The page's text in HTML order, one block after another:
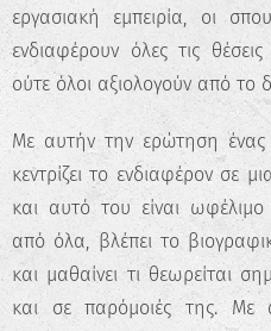
Κάνε το
εργασιακή εμπειρία, οι
ενδιαφέρουν όλες τις
ούτε όλοι αξιολογούν από το
Με αυτήν την ερώτηση ένας
κεντρίζει το ενδιαφέρον σε
και αυτό του είναι
από όλα, βλέπει το
και μαθαίνει τι θεωρείται
και σε παρόμοιές της.